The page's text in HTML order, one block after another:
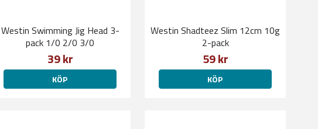
Westin Swimming Jig Head 3-
pack 1/0 2/0 3/0
39 kr
KÖP
Westin Shadteez Slim 12cm 10g
2-pack
59 kr
KÖP